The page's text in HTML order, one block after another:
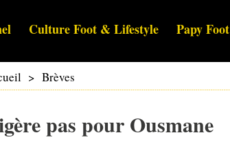
Culture Foot & Lifestyle Papy Foot
> Brèves
pas pour Ousmane